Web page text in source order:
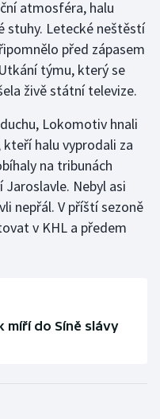
atmosféra, halu
stuhy. Letecké neštěstí
před zápasem
týmu, který se
živě státní televize.
Lokomotiv hnali
halu vyprodali za
na tribunách
Nebyl asi
nepřál. V příští sezoně
v KHL a předem
míří do Síně slávy